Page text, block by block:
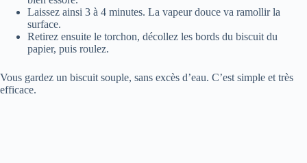
Laissez ainsi 3 à 4 minutes. La vapeur douce va ramollir la
surface.
Retirez ensuite le torchon, décollez les bords du biscuit du
papier, puis roulez.
Vous gardez un biscuit souple, sans excès d’eau. C’est simple et très
efficace.